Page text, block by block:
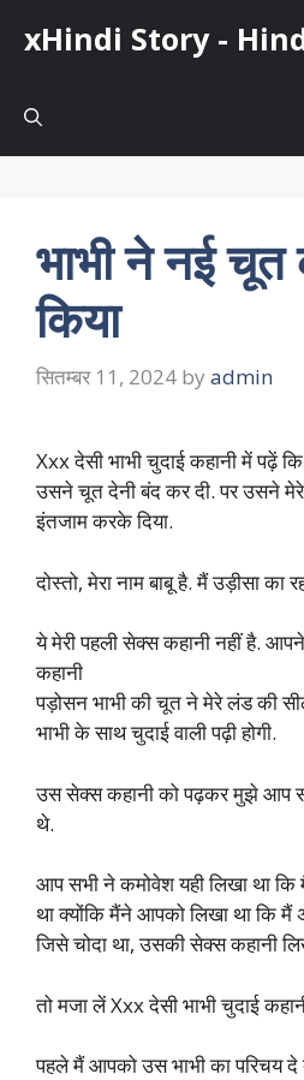
xHindi Story -
भाभी ने नई चूत
किया
सितम्बर 11, 2024 by admin
Xxx देसी भाभी चुदाई कहानी में पढ़ें
उसने चूत देनी बंद कर दी. पर उसने
इंतजाम करके दिया.
दोस्तो, मेरा नाम बाबू है. मैं उड़ीसा का
ये मेरी पहली सेक्स कहानी नहीं है.
कहानी
पड़ोसन भाभी की चूत ने मेरे लंड की
भाभी के साथ चुदाई वाली पढ़ी होगी.
उस सेक्स कहानी को पढ़कर मुझे आप
थे.
आप सभी ने कमोवेश यही लिखा था कि
था क्योंकि मैंने आपको लिखा था कि मैं
जिसे चोदा था, उसकी सेक्स कहानी
तो मजा लें Xxx देसी भाभी चुदाई
पहले मैं आपको उस भाभी का परिचय दे